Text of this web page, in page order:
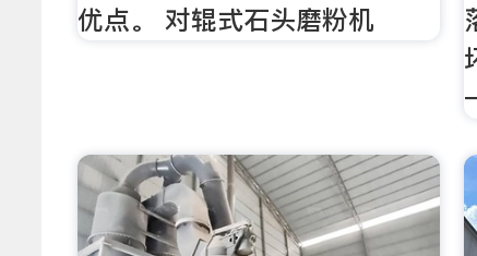
优点。 对辊式石头磨粉机